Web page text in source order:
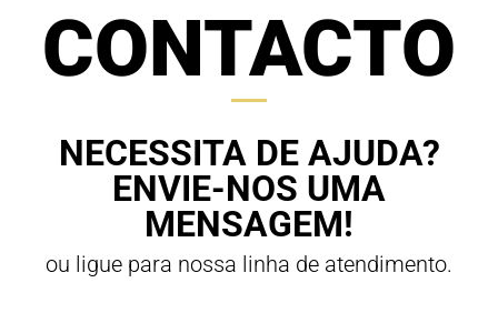
CONTACTO
NECESSITA DE AJUDA?
ENVIE-NOS UMA
MENSAGEM!
ou ligue para nossa linha de atendimento.